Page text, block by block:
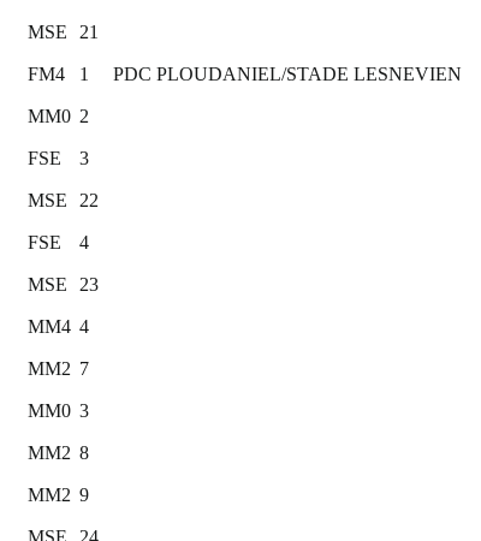
MSE 21
FM4 1 PDC PLOUDANIEL/STADE LESNEVIEN
MM0 2
FSE 3
MSE 22
FSE 4
MSE 23
MM4 4
MM2 7
MM0 3
MM2 8
MM2 9
MSE 24